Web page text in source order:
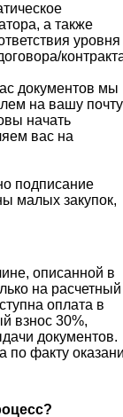
а также
уровня
документов мы
на вашу почту
начать
вас на
подписание
малых закупок,
описанной в
на расчетный
оплата в
взнос 30%,
документов.
по факту